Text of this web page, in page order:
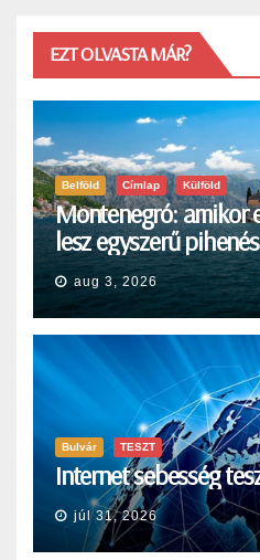
EZT OLVASTA MÁR?
Belföld Címlap Külföld
Montenegró: amikor
lesz egyszerű
aug 3, 2026
Bulvár TESZT
Internet sebesség
júl 31, 2026